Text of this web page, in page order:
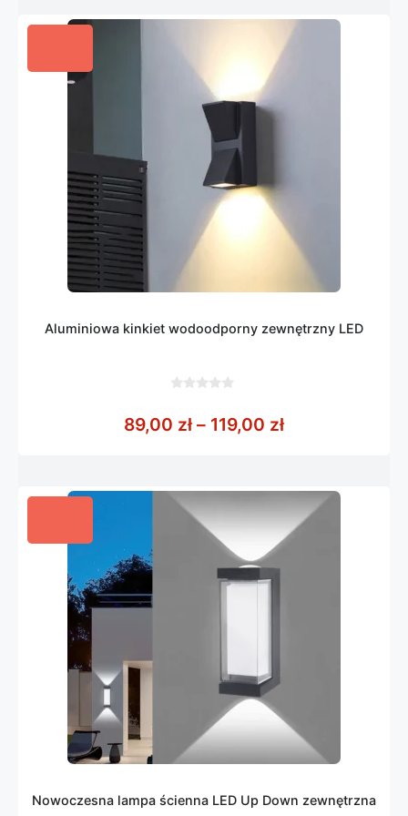
Aluminiowa kinkiet wodoodporny zewnętrzny LED
5
89,00 zł – 119,00 złZakres cen:
Nowoczesna lampa ścienna LED Up Down zewnętrzna